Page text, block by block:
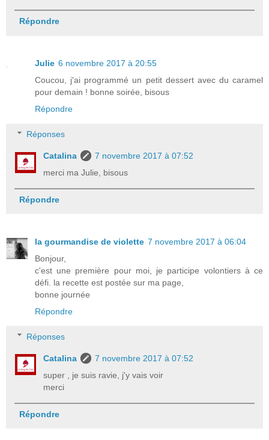
Répondre
Julie 6 novembre 2017 à 20:55
Coucou, j'ai programmé un petit dessert avec du caramel
pour demain ! bonne soirée, bisous
Répondre
Réponses
Catalina
7 novembre 2017 à 07:52
merci ma Julie, bisous
Répondre
la gourmandise de violette 7 novembre 2017 à 06:04
Bonjour,
c'est une première pour moi, je participe volontiers à ce
défi. la recette est postée sur ma page,
bonne journée
Répondre
Réponses
Catalina
7 novembre 2017 à 07:52
super , je suis ravie, j'y vais voir
merci
Répondre